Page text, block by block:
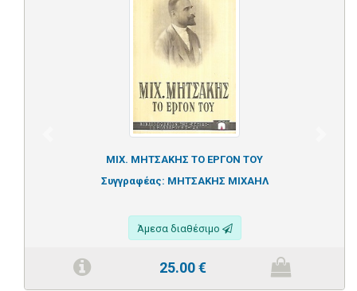
ΜΙΧ. ΜΗΤΣΑΚΗΣ ΤΟ ΕΡΓΟΝ ΤΟΥ
Συγγραφέας: ΜΗΤΣΑΚΗΣ ΜΙΧΑΗΛ
Άμεσα διαθέσιμο
25.00€